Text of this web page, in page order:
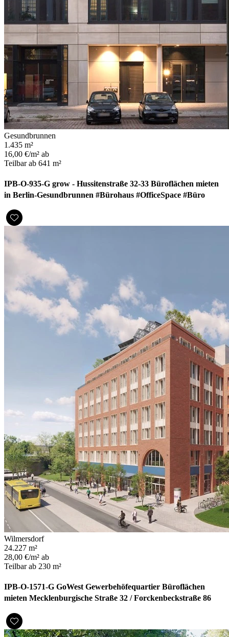
Gesundbrunnen
1.435 m²
16,00 €/m² ab
Teilbar ab 641 m²
IPB-O-935-G grow - Hussitenstraße 32-33 Büroflächen mieten
in Berlin-Gesundbrunnen #Bürohaus #OfficeSpace #Büro
Wilmersdorf
24.227 m²
28,00 €/m² ab
Teilbar ab 230 m²
IPB-O-1571-G GoWest Gewerbehöfequartier Büroflächen
mieten Mecklenburgische Straße 32 / Forckenbeckstraße 86